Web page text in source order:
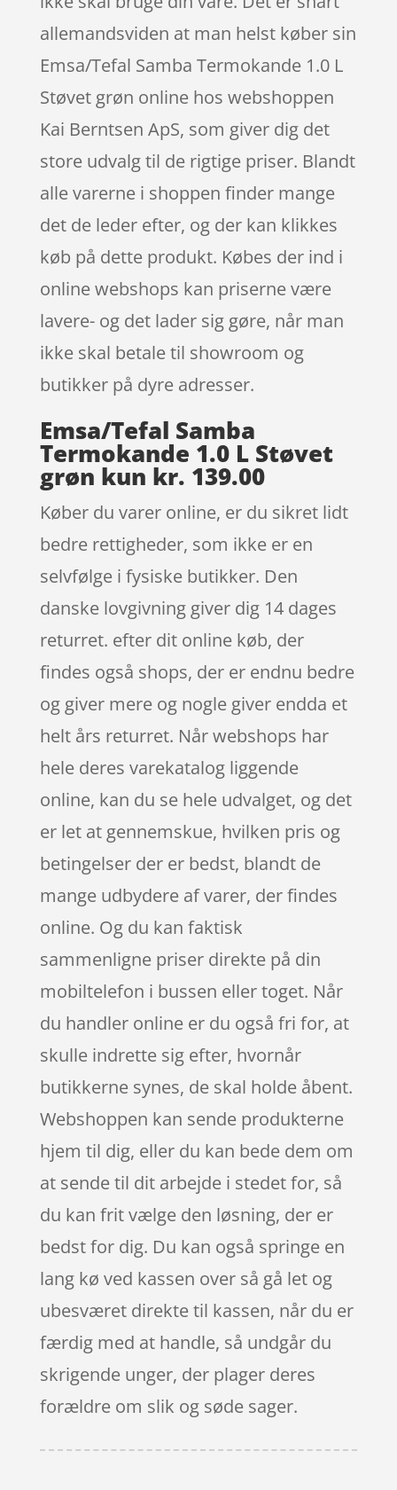
allemandsviden at man helst køber sin
Emsa/Tefal Samba Termokande 1.0 L
Støvet grøn online hos webshoppen
Kai Berntsen ApS, som giver dig det
store udvalg til de rigtige priser. Blandt
alle varerne i shoppen finder mange
det de leder efter, og der kan klikkes
køb på dette produkt. Købes der ind i
online webshops kan priserne være
lavere- og det lader sig gøre, når man
ikke skal betale til showroom og
butikker på dyre adresser.
Emsa/Tefal Samba
Termokande 1.0 L Støvet
grøn kun kr. 139.00
Køber du varer online, er du sikret lidt
bedre rettigheder, som ikke er en
selvfølge i fysiske butikker. Den
danske lovgivning giver dig 14 dages
returret. efter dit online køb, der
findes også shops, der er endnu bedre
og giver mere og nogle giver endda et
helt års returret. Når webshops har
hele deres varekatalog liggende
online, kan du se hele udvalget, og det
er let at gennemskue, hvilken pris og
betingelser der er bedst, blandt de
mange udbydere af varer, der findes
online. Og du kan faktisk
sammenligne priser direkte på din
mobiltelefon i bussen eller toget. Når
du handler online er du også fri for, at
skulle indrette sig efter, hvornår
butikkerne synes, de skal holde åbent.
Webshoppen kan sende produkterne
hjem til dig, eller du kan bede dem om
at sende til dit arbejde i stedet for, så
du kan frit vælge den løsning, der er
bedst for dig. Du kan også springe en
lang kø ved kassen over så gå let og
ubesværet direkte til kassen, når du er
færdig med at handle, så undgår du
skrigende unger, der plager deres
forældre om slik og søde sager.